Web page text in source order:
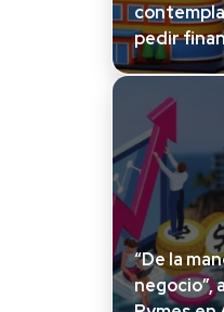
pedir
“De la
negocio”,